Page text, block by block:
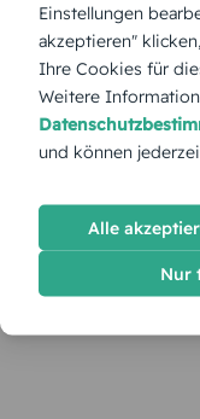
Einstellungen
akzeptieren"
Ihre Cookies für
Weitere
und können
Alle
Nur